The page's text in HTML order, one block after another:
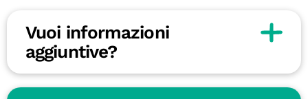
Vuoi informazioni
aggiuntive?